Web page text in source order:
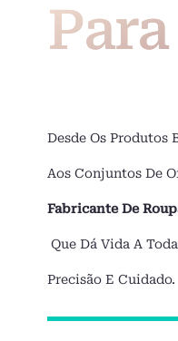
Desde Os Produtos
Aos Conjuntos De
Fabricante De
Que Dá Vida A
Precisão E Cuidado.